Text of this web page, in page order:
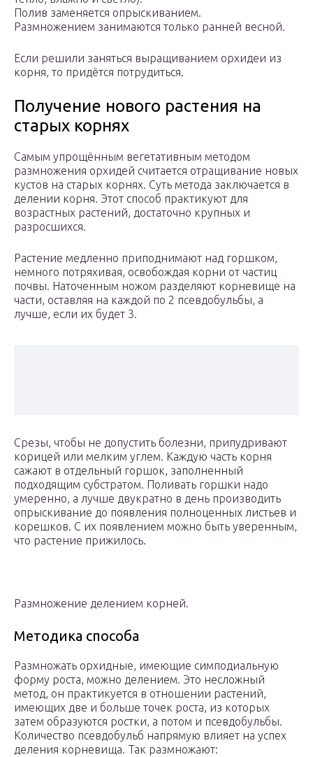
Полив заменяется опрыскиванием.
Размножением занимаются только ранней весной.
Если решили заняться выращиванием орхидеи из
корня, то придётся потрудиться.
Получение нового растения на
старых корнях
Самым упрощённым вегетативным методом
размножения орхидей считается отращивание новых
кустов на старых корнях. Суть метода заключается в
делении корня. Этот способ практикуют для
возрастных растений, достаточно крупных и
разросшихся.
Растение медленно приподнимают над горшком,
немного потряхивая, освобождая корни от частиц
почвы. Наточенным ножом разделяют корневище на
части, оставляя на каждой по 2 псевдобульбы, а
лучше, если их будет 3.
Срезы, чтобы не допустить болезни, припудривают
корицей или мелким углем. Каждую часть корня
сажают в отдельный горшок, заполненный
подходящим субстратом. Поливать горшки надо
умеренно, а лучше двукратно в день производить
опрыскивание до появления полноценных листьев и
корешков. С их появлением можно быть уверенным,
что растение прижилось.
Размножение делением корней.
Методика способа
Размножать орхидные, имеющие симподиальную
форму роста, можно делением. Это несложный
метод, он практикуется в отношении растений,
имеющих две и больше точек роста, из которых
затем образуются ростки, а потом и псевдобульбы.
Количество псевдобульб напрямую влияет на успех
деления корневища. Так размножают: